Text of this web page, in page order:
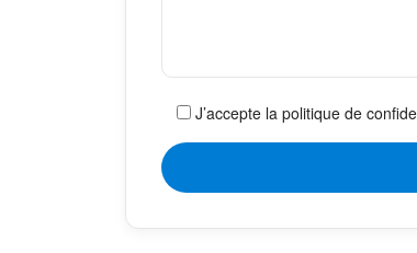
J’accepte la politique de